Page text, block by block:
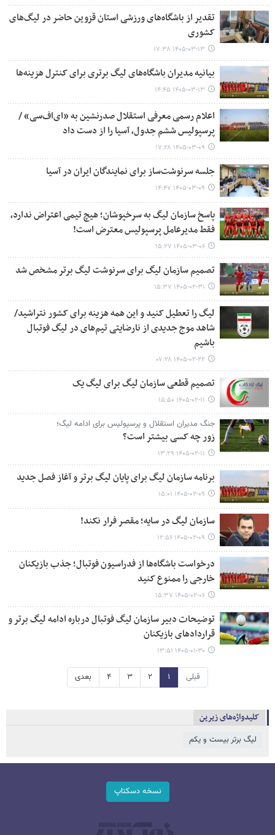
تقدیر از باشگاه‌های ورزشی استان قزوین حاضر در لیگ‌های
کشوری
۱۴۰۵-۰۳-۱۳ ۱۷:۳۸
بیانیه مدیران باشگاه‌های لیگ برتری برای کنترل هزینه‌ها
۱۴۰۵-۰۳-۱۳ ۱۴:۴۵
اعلام رسمی معرفی استقلال صدرنشین به «ای‌اف‌سی» /
پرسپولیس ششم جدول، آسیا را از دست داد
۱۴۰۵-۰۳-۰۹ ۱۷:۲۸
جلسه سرنوشت‌ساز برای نمایندگان ایران در آسیا
۱۴۰۵-۰۳-۰۹ ۱۴:۴۷
پاسخ سازمان لیگ به سرخپوشان؛ هیچ تیمی اعتراض ندارد،
فقط مدیرعامل پرسپولیس معترض است!
۱۴۰۵-۰۳-۰۶ ۱۵:۲۷
تصمیم سازمان لیگ برای سرنوشت لیگ برتر مشخص شد
۱۴۰۵-۰۲-۳۱ ۱۵:۳۷
لیگ را تعطیل کنید و این همه هزینه برای کشور نتراشید/
شاهد موج جدیدی از نارضایتی تیم‌های در لیگ فوتبال
باشیم
۱۴۰۵-۰۲-۲۲ ۰۷:۲۸
تصمیم قطعی سازمان لیگ برای لیگ یک
۱۴۰۵-۰۲-۱۱ ۱۵:۵۰
جنگ مدیران استقلال و پرسپولیس برای ادامه لیگ؛
زور چه کسی بیشتر است؟
۱۴۰۵-۰۲-۱۱ ۱۳:۲۹
برنامه سازمان لیگ برای پایان لیگ برتر و آغاز فصل جدید
۱۴۰۵-۰۲-۰۹ ۱۵:۰۱
سازمان لیگ در سایه؛ مقصر فرار نکند!
۱۴۰۵-۰۲-۰۹ ۱۲:۵۶
درخواست باشگاه‌ها از فدراسیون فوتبال؛ جذب بازیکنان
خارجی را ممنوع کنید
۱۴۰۵-۰۲-۰۶ ۱۵:۳۷
توضیحات دبیر سازمان لیگ فوتبال درباره ادامه لیگ برتر و
قراردادهای بازیکنان
۱۴۰۵-۰۱-۳۰ ۱۳:۵۱
قبلی ۱ ۲ ۳ ۴ بعدی
کلیدواژه‌های زیرین
لیگ برتر بیست و یکم
نسخه دسکتاپ